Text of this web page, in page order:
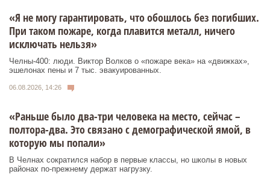
«Я не могу гарантировать, что обошлось без погибших.
При таком пожаре, когда плавится металл, ничего
исключать нельзя»
Челны-400: люди. Виктор Волков о «пожаре века» на «движках»,
эшелонах пены и 7 тыс. эвакуированных.
06.08.2026, 14:26
«Раньше было два-три человека на место, сейчас –
полтора-два. Это связано с демографической ямой, в
которую мы попали»
В Челнах сократился набор в первые классы, но школы в новых
районах по-прежнему держат нагрузку.